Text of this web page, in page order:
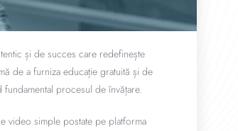
și de succes care redefinește
de a furniza educație gratuită și de
procesul de învățare.
video simple postate pe platforma